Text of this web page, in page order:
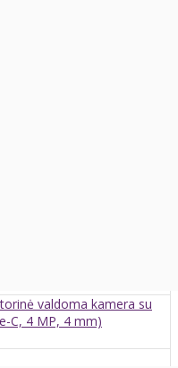
valdoma kamera su
C, 4 MP, 4 mm)